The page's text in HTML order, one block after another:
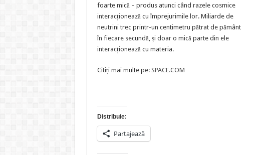
foarte mică – produs atunci când razele cosmice
interacționează cu împrejurimile lor. Miliarde de
neutrini trec printr-un centimetru pătrat de pământ
în fiecare secundă, și doar o mică parte din ele
interacționează cu materia.
Citiți mai multe pe: SPACE.COM
Distribuie:
Partajează